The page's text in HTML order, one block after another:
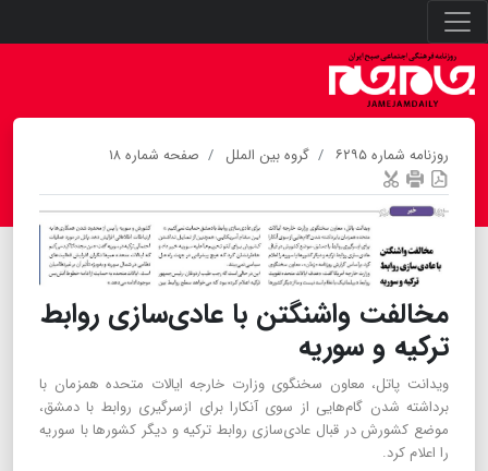
روزنامه شماره ۶۲۹۵ گروه بین الملل صفحه شماره ۱۸
مخالفت واشنگتن با عادی‌سازی روابط
ترکیه و سوریه
ویدانت پاتل، معاون سخنگوی وزارت خارجه ایالات متحده همزمان با
برداشته شدن گام‌هایی از سوی آنکارا برای ازسرگیری روابط با دمشق،
موضع کشورش در قبال عادی‌سازی روابط ترکیه و دیگر کشورها با سوریه
را اعلام کرد.